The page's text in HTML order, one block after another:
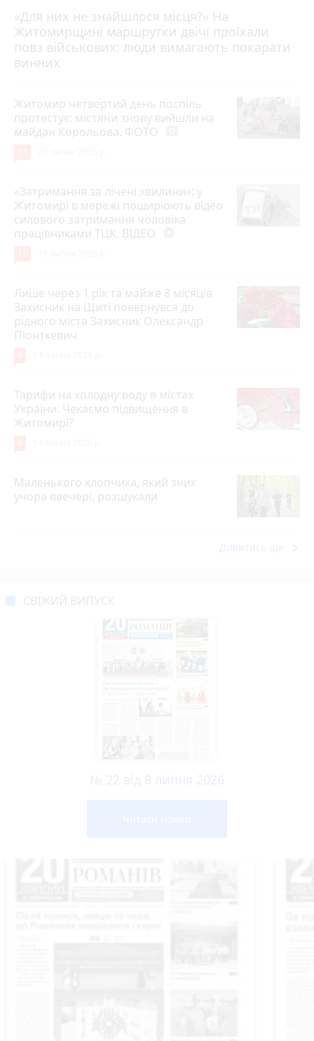
«Для них не знайшлося місця?» На
Житомирщині маршрутки двічі проїхали
повз військових: люди вимагають покарати
винних
17 липня 2026 р.
Житомир четвертий день поспіль
протестує: містяни знову вийшли на
майдан Корольова. ФОТО
«Затримання за лічені хвилини»: у
Житомирі в мережі поширюють відео
силового затримання чоловіка
працівниками ТЦК. ВІДЕО
Лише через 1 рік та майже 8 місяців
Захисник на Щиті повернувся до
рідного міста Захисник Олександр
Піонткевич
Тарифи на холодну воду в містах
України. Чекаємо підвищення в
Житомирі?
Маленького хлопчика, який зник
учора ввечері, розшукали